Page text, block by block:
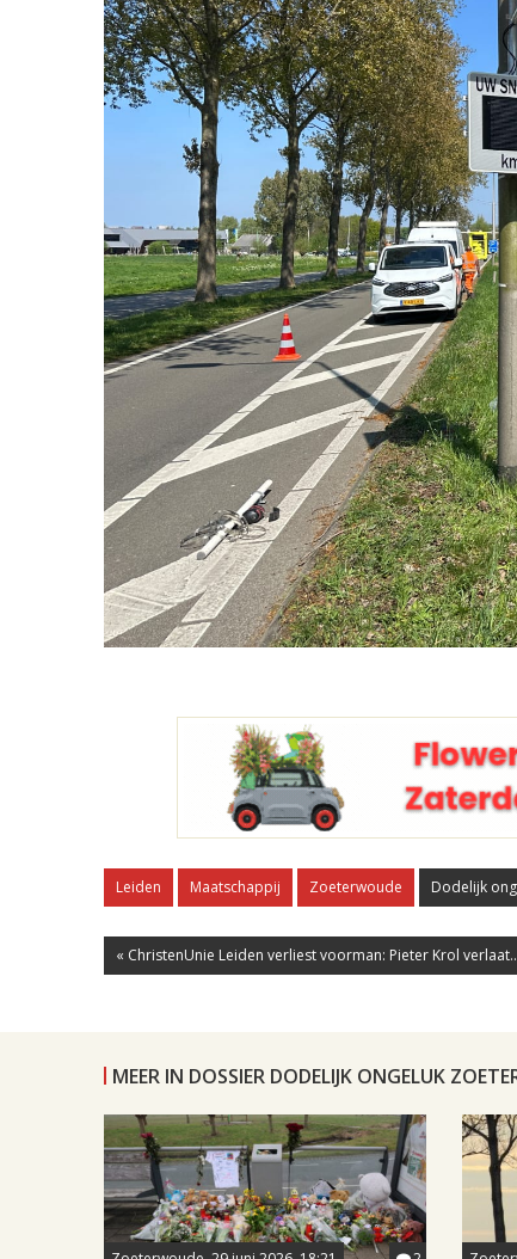
Leiden Maatschappij Zoeterwoude Dodelijk
« ChristenUnie Leiden verliest voorman: Pieter Krol
MEER IN DOSSIER DODELIJK ONGELUK